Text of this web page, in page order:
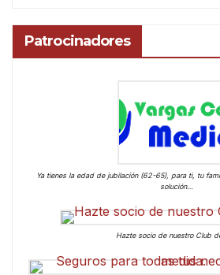
Patrocinadores
Ya tienes la edad de jubilación (62-65), para ti, tu
solución…
Hazte socio de nuestro Club